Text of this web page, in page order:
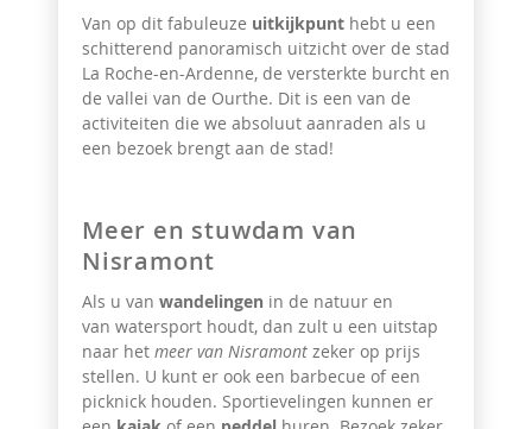
Van op dit fabuleuze uitkijkpunt hebt u een
schitterend panoramisch uitzicht over de stad
La Roche-en-Ardenne, de versterkte burcht en
de vallei van de Ourthe. Dit is een van de
activiteiten die we absoluut aanraden als u
een bezoek brengt aan de stad!
Meer en stuwdam van
Nisramont
Als u van wandelingen in de natuur en
van watersport houdt, dan zult u een uitstap
naar het meer van Nisramont zeker op prijs
stellen. U kunt er ook een barbecue of een
picknick houden. Sportievelingen kunnen er